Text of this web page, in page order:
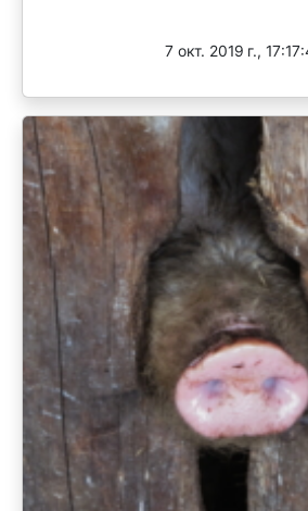
7 окт. 2019 г.,